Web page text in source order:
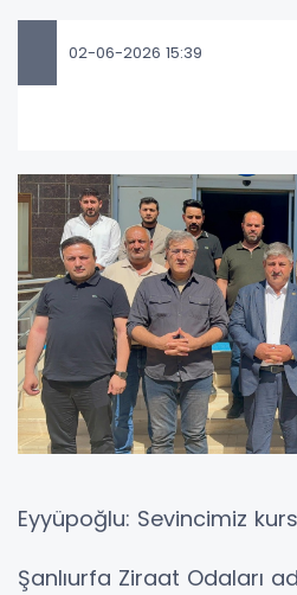
02-06-2026 15:39
Eyyüpoğlu: Sevincimiz
Şanlıurfa Ziraat Odaları